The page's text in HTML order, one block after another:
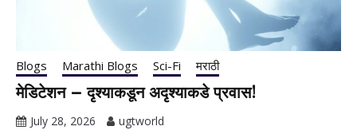
Blogs Marathi Blogs Sci-Fi मराठी
मेडिटेशन – दृश्याकडून अदृश्याकडे प्रवास!
July 28, 2026 ugtworld